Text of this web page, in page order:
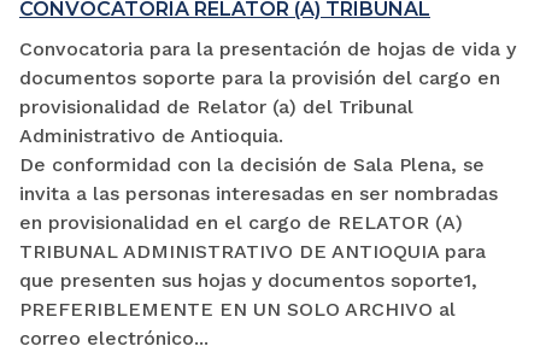
CONVOCATORIA RELATOR (A) TRIBUNAL
Convocatoria para la presentación de hojas de vida y
documentos soporte para la provisión del cargo en
provisionalidad de Relator (a) del Tribunal
Administrativo de Antioquia.
De conformidad con la decisión de Sala Plena, se
invita a las personas interesadas en ser nombradas
en provisionalidad en el cargo de RELATOR (A)
TRIBUNAL ADMINISTRATIVO DE ANTIOQUIA para
que presenten sus hojas y documentos soporte1,
PREFERIBLEMENTE EN UN SOLO ARCHIVO al
correo electrónico...